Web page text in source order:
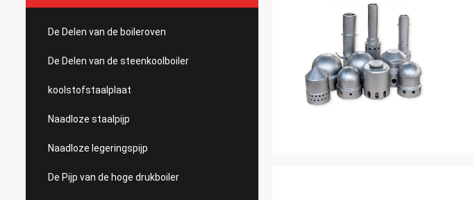
De Delen van de boileroven
De Delen van de steenkoolboiler
koolstofstaalplaat
Naadloze staalpijp
Naadloze legeringspijp
De Pijp van de hoge drukboiler